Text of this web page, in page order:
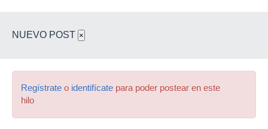
NUEVO POST ×
Regístrate o identifícate para poder postear en este
hilo